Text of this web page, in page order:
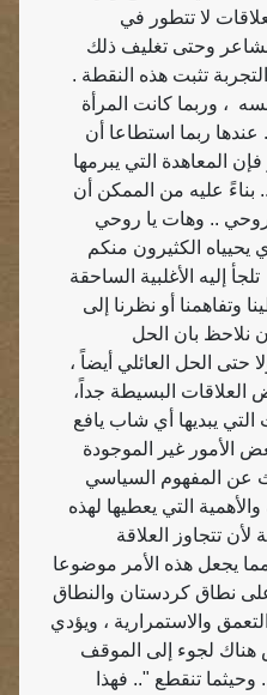
لا تتطور في
وحتى تغليف ذلك
تثبت هذه النقطة .
، وربما كانت المرأة
ربما استطاعا أن
المعاهدة التي يبرمها
عليه من الممكن أن
.. وهات يا روحي
الكثيرون منكم
إليه الأغلبية الساحقة
وتفاهمنا أو نظرنا إلى
نلاحظ بان الحل
الحل العائلي أيضاً ،
البسيطة جداً،
يبديها أي شاب يافع
الأمور غير الموجودة
المفهوم السياسي
التي يعطيها لهذه
تتجاوز العلاقة
يجعل هذه الأمر موضوعا
نطاق كردستان والنطاق
والاستمرارية ، ويؤدي
هناك لجوء إلى الموقف
تنقطع ".. فهذا